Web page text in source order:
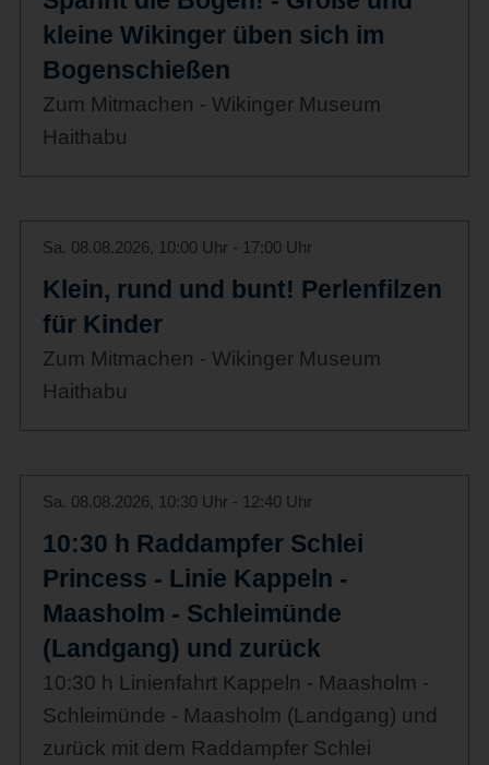
kleine Wikinger üben sich im
Bogenschießen
Zum Mitmachen - Wikinger Museum
Haithabu
Sa. 08.08.2026, 10:00 Uhr - 17:00 Uhr
Klein, rund und bunt! Perlenfilzen
für Kinder
Zum Mitmachen - Wikinger Museum
Haithabu
Sa. 08.08.2026, 10:30 Uhr - 12:40 Uhr
10:30 h Raddampfer Schlei
Princess - Linie Kappeln -
Maasholm - Schleimünde
(Landgang) und zurück
10:30 h Linienfahrt Kappeln - Maasholm -
Schleimünde - Maasholm (Landgang) und
zurück mit dem Raddampfer Schlei